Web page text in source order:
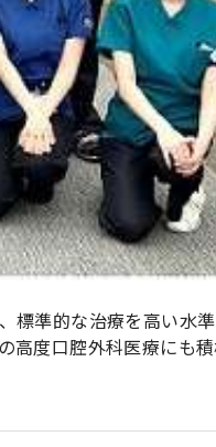
標準的な治療を高い水
高度口腔外科医療にも